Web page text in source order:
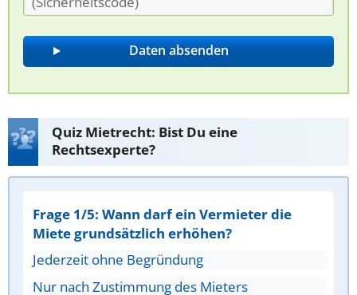
Quiz Mietrecht: Bist Du eine
Rechtsexperte?
Frage 1/5: Wann darf ein Vermieter die
Miete grundsätzlich erhöhen?
Jederzeit ohne Begründung
Nur nach Zustimmung des Mieters